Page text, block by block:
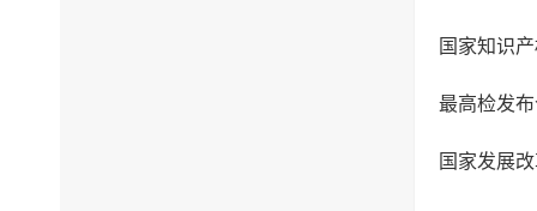
国家知识
最高检发